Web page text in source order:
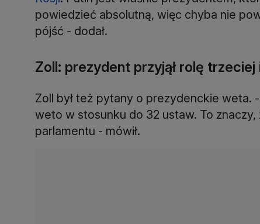
powiedzieć absolutną, więc chyba nie
pójść - dodał.
Zoll: prezydent przyjął rolę
Zoll był też pytany o prezydenckie weta.
weto w stosunku do 32 ustaw. To znaczy,
parlamentu - mówił.